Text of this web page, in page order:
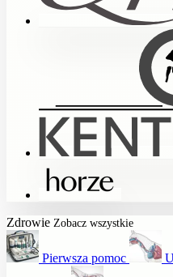
Zdrowie Zobacz wszystkie
Pierwsza pomoc